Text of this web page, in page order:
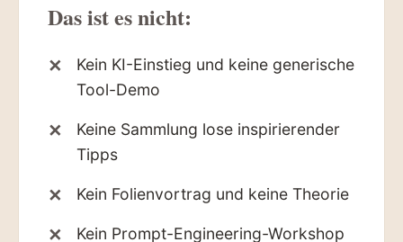
Das ist es nicht:
Kein KI-Einstieg und keine generische
Tool-Demo
Keine Sammlung lose inspirierender
Tipps
Kein Folienvortrag und keine Theorie
Kein Prompt-Engineering-Workshop